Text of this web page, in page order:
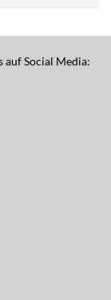
auf Social Media: